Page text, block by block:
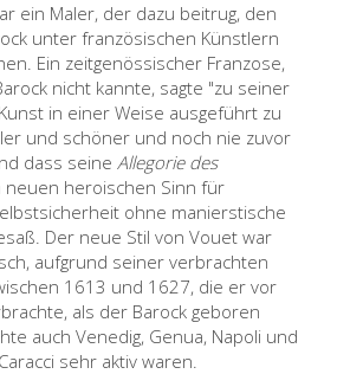
buchen
Tour
Kunstwerke
Säle
Künstler
Säle
Museen
Museum
ein Maler, der dazu beitrug, den
unter französischen Künstlern
Ein zeitgenössischer Franzose,
nicht kannte, sagte "zu seiner
in einer Weise ausgeführt zu
und schöner und noch nie zuvor
dass seine Allegorie des
heroischen Sinn für
ohne manierstische
Der neue Stil von Vouet war
aufgrund seiner verbrachten
1613 und 1627, die er vor
als der Barock geboren
auch Venedig, Genua, Napoli und
sehr aktiv waren.